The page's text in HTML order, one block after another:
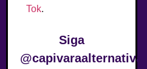
Tok.
Siga
@capivaraalternativa